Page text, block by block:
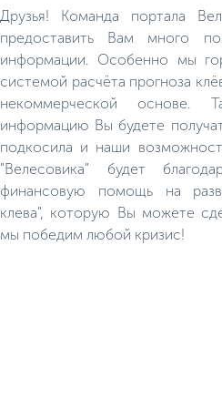
Друзья! Команда портала
предоставить Вам много
информации. Особенно мы
системой расчёта прогноза
некоммерческой основе.
информацию Вы будете
подкосила и наши
"Велесовика" будет
финансовую помощь на
клева", которую Вы можете
мы победим любой кризис!